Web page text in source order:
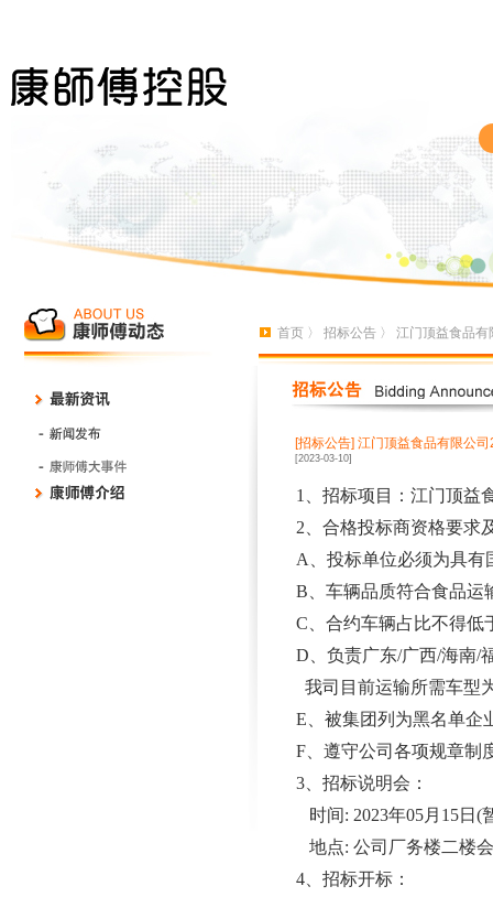
首页 〉 招标公告 〉 江门顶益食品
[招标公告] 江门顶益食品有限公
[2023-03-10]
1、招标项目：江门顶益
2、合格投标商资格要求
A、投标单位必须为具有
B、车辆品质符合食品运
C、合约车辆占比不得低
D、负责广东/广西/海南/
我司目前运输所需车型
E、被集团列为黑名单企
F、遵守公司各项规章制
3、招标说明会：
时间: 2023年05月15日(
地点: 公司厂务楼二楼
4、招标开标：